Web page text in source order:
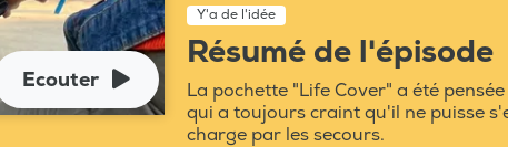
Ecouter
Y'a de l'idée
Résumé de l'épisode
La pochette "Life Cover" a été
qui a toujours craint qu'il ne puisse
charge par les secours.